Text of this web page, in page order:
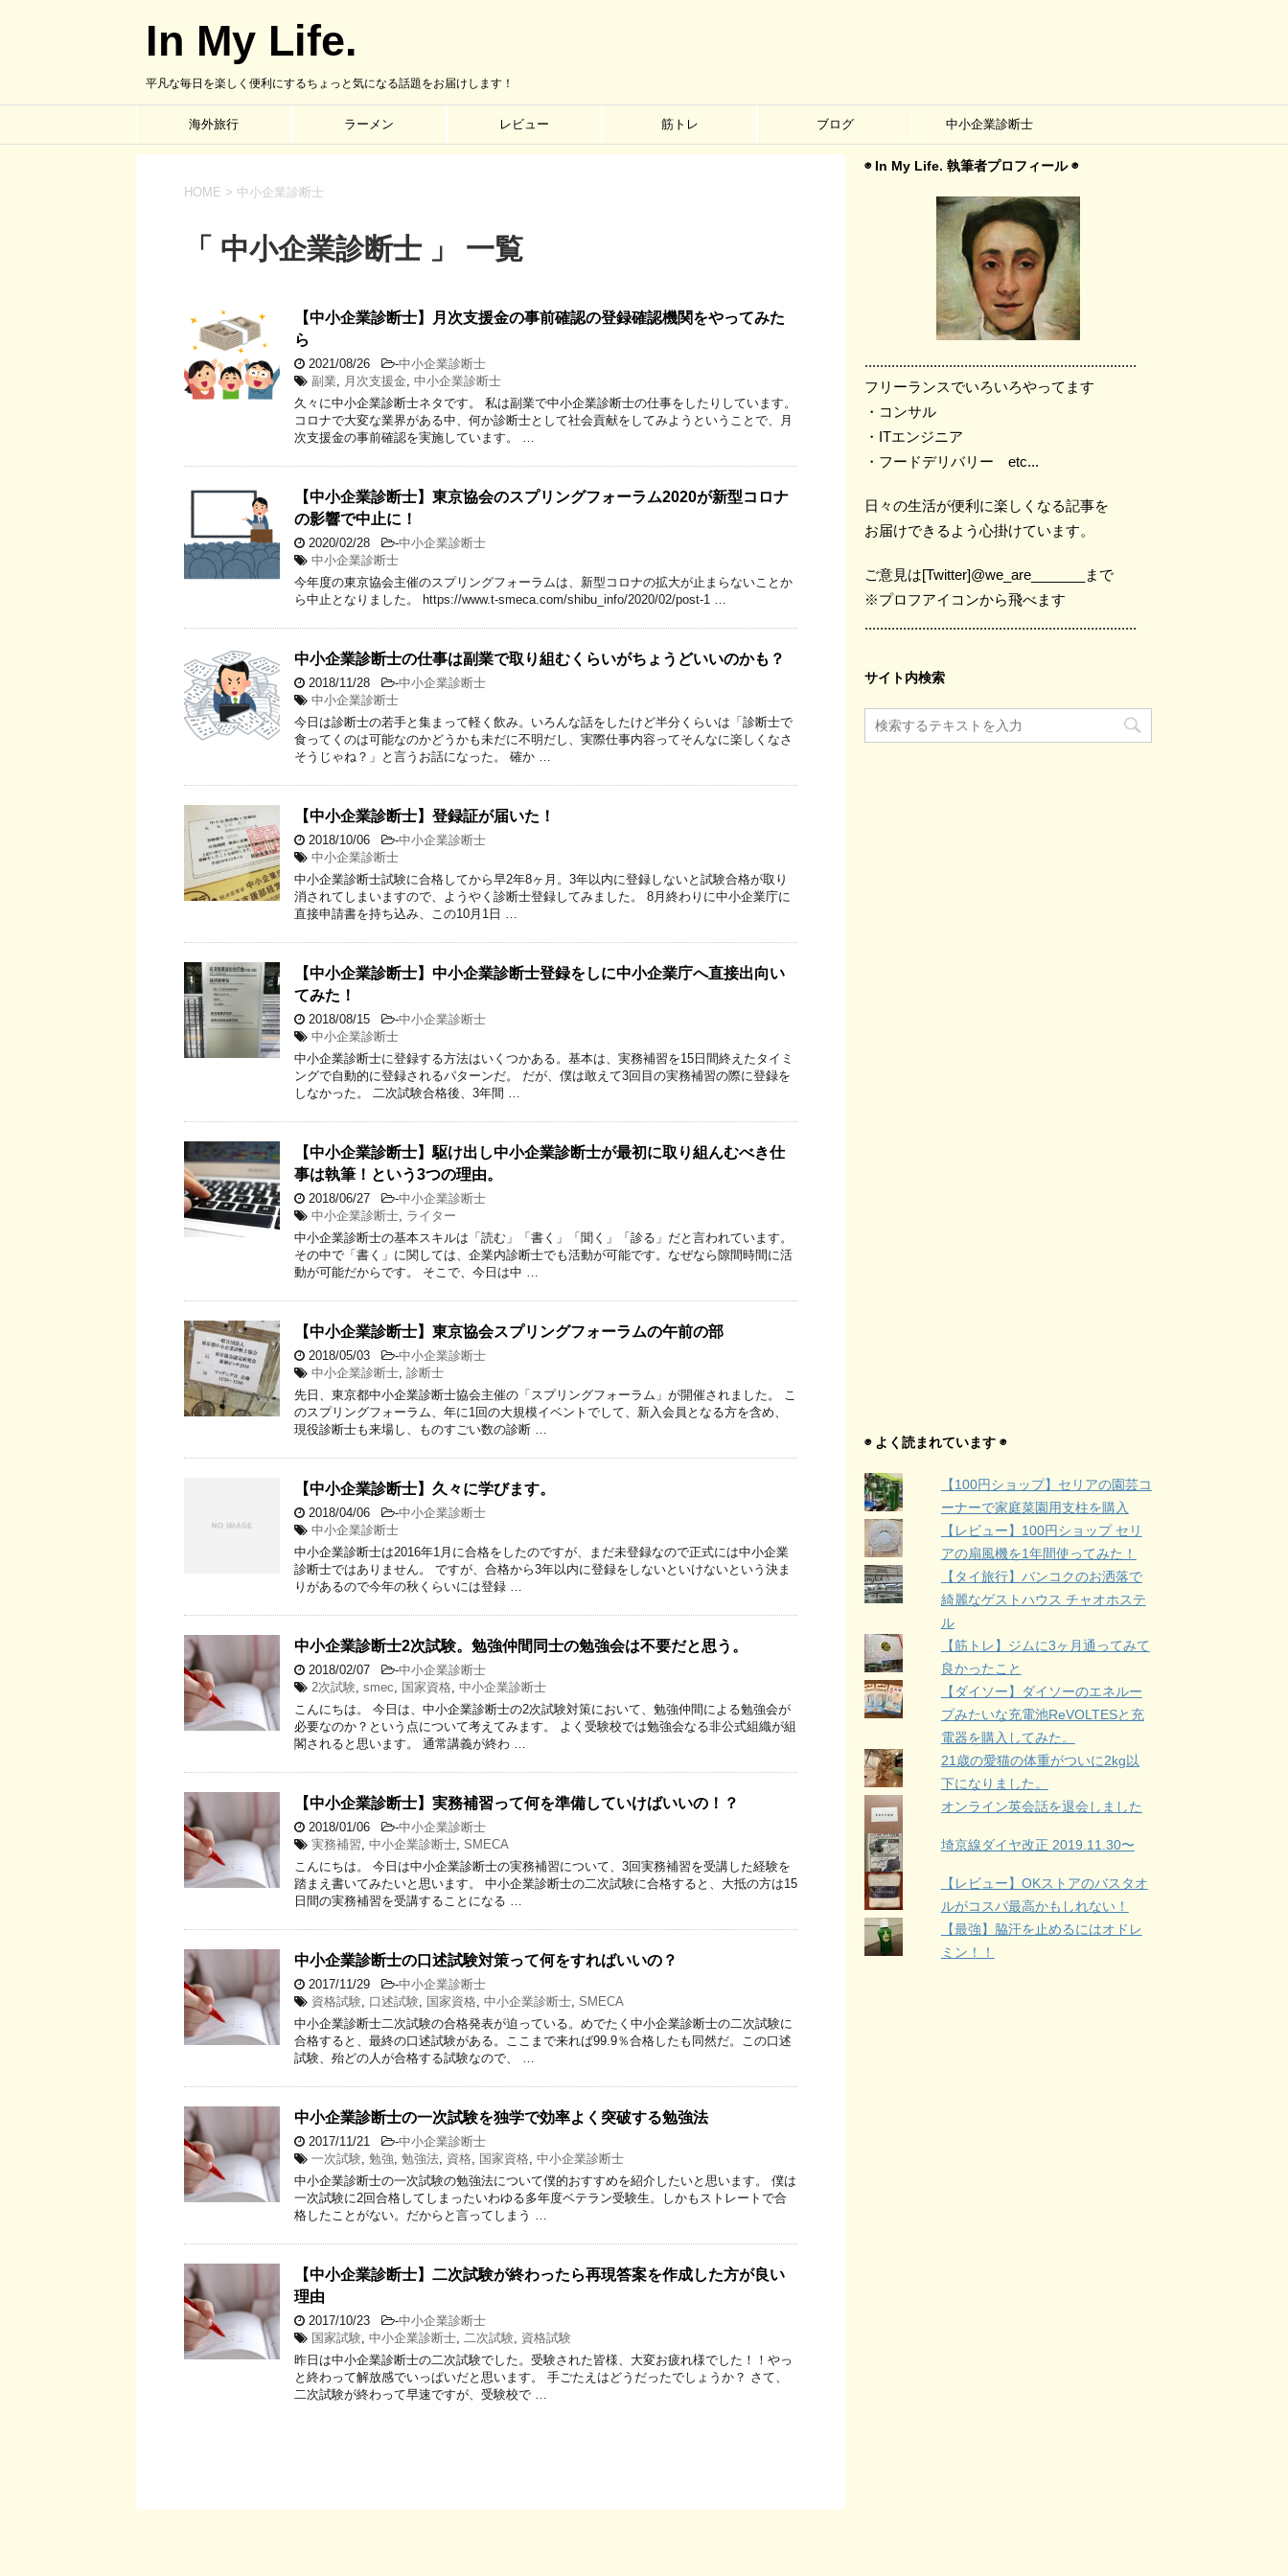
In My Life.
平凡な毎日を楽しく便利にするちょっと気になる話題をお届けします！
海外旅行 ラーメン レビュー 筋トレ ブログ 中小企業診断士
HOME > 中小企業診断士
「 中小企業診断士 」 一覧
【中小企業診断士】月次支援金の事前確認の登録確認機関をやってみた
ら
2021/08/26 -中小企業診断士
副業, 月次支援金, 中小企業診断士
久々に中小企業診断士ネタです。 私は副業で中小企業診断士の仕事をしたりしています。
コロナで大変な業界がある中、何か診断士として社会貢献をしてみようということで、月
次支援金の事前確認を実施しています。 …
【中小企業診断士】東京協会のスプリングフォーラム2020が新型コロナ
の影響で中止に！
2020/02/28 -中小企業診断士
中小企業診断士
今年度の東京協会主催のスプリングフォーラムは、新型コロナの拡大が止まらないことか
ら中止となりました。 https://www.t-smeca.com/shibu_info/2020/02/post-1 …
中小企業診断士の仕事は副業で取り組むくらいがちょうどいいのかも？
2018/11/28 -中小企業診断士
中小企業診断士
今日は診断士の若手と集まって軽く飲み。いろんな話をしたけど半分くらいは「診断士で
食ってくのは可能なのかどうかも未だに不明だし、実際仕事内容ってそんなに楽しくなさ
そうじゃね？」と言うお話になった。 確か …
【中小企業診断士】登録証が届いた！
2018/10/06 -中小企業診断士
中小企業診断士
中小企業診断士試験に合格してから早2年8ヶ月。3年以内に登録しないと試験合格が取り
消されてしまいますので、ようやく診断士登録してみました。 8月終わりに中小企業庁に
直接申請書を持ち込み、この10月1日 …
【中小企業診断士】中小企業診断士登録をしに中小企業庁へ直接出向い
てみた！
2018/08/15 -中小企業診断士
中小企業診断士
中小企業診断士に登録する方法はいくつかある。基本は、実務補習を15日間終えたタイミ
ングで自動的に登録されるパターンだ。 だが、僕は敢えて3回目の実務補習の際に登録を
しなかった。 二次試験合格後、3年間 …
【中小企業診断士】駆け出し中小企業診断士が最初に取り組んむべき仕
事は執筆！という3つの理由。
2018/06/27 -中小企業診断士
中小企業診断士, ライター
中小企業診断士の基本スキルは「読む」「書く」「聞く」「診る」だと言われています。
その中で「書く」に関しては、企業内診断士でも活動が可能です。なぜなら隙間時間に活
動が可能だからです。 そこで、今日は中 …
【中小企業診断士】東京協会スプリングフォーラムの午前の部
2018/05/03 -中小企業診断士
中小企業診断士, 診断士
先日、東京都中小企業診断士協会主催の「スプリングフォーラム」が開催されました。 こ
のスプリングフォーラム、年に1回の大規模イベントでして、新入会員となる方を含め、
現役診断士も来場し、ものすごい数の診断 …
【中小企業診断士】久々に学びます。
2018/04/06 -中小企業診断士
中小企業診断士
中小企業診断士は2016年1月に合格をしたのですが、まだ未登録なので正式には中小企業
診断士ではありません。 ですが、合格から3年以内に登録をしないといけないという決ま
りがあるので今年の秋くらいには登録 …
中小企業診断士2次試験。勉強仲間同士の勉強会は不要だと思う。
2018/02/07 -中小企業診断士
2次試験, smec, 国家資格, 中小企業診断士
こんにちは。 今日は、中小企業診断士の2次試験対策において、勉強仲間による勉強会が
必要なのか？という点について考えてみます。 よく受験校では勉強会なる非公式組織が組
閣されると思います。 通常講義が終わ …
【中小企業診断士】実務補習って何を準備していけばいいの！？
2018/01/06 -中小企業診断士
実務補習, 中小企業診断士, SMECA
こんにちは。 今日は中小企業診断士の実務補習について、3回実務補習を受講した経験を
踏まえ書いてみたいと思います。 中小企業診断士の二次試験に合格すると、大抵の方は15
日間の実務補習を受講することになる …
中小企業診断士の口述試験対策って何をすればいいの？
2017/11/29 -中小企業診断士
資格試験, 口述試験, 国家資格, 中小企業診断士, SMECA
中小企業診断士二次試験の合格発表が迫っている。めでたく中小企業診断士の二次試験に
合格すると、最終の口述試験がある。ここまで来れば99.9％合格したも同然だ。この口述
試験、殆どの人が合格する試験なので、 …
中小企業診断士の一次試験を独学で効率よく突破する勉強法
2017/11/21 -中小企業診断士
一次試験, 勉強, 勉強法, 資格, 国家資格, 中小企業診断士
中小企業診断士の一次試験の勉強法について僕的おすすめを紹介したいと思います。 僕は
一次試験に2回合格してしまったいわゆる多年度ベテラン受験生。しかもストレートで合
格したことがない。だからと言ってしまう …
【中小企業診断士】二次試験が終わったら再現答案を作成した方が良い
理由
2017/10/23 -中小企業診断士
国家試験, 中小企業診断士, 二次試験, 資格試験
昨日は中小企業診断士の二次試験でした。受験された皆様、大変お疲れ様でした！！やっ
と終わって解放感でいっぱいだと思います。 手ごたえはどうだったでしょうか？ さて、
二次試験が終わって早速ですが、受験校で …
◉ In My Life. 執筆者プロフィール ◉
.......................................................................
フリーランスでいろいろやってます
・コンサル
・ITエンジニア
・フードデリバリー etc...
日々の生活が便利に楽しくなる記事を
お届けできるよう心掛けています。
ご意見は[Twitter]@we_are_______まで
※プロフアイコンから飛べます
.......................................................................
サイト内検索
◉ よく読まれています ◉
【100円ショップ】セリアの園芸コ
ーナーで家庭菜園用支柱を購入
【レビュー】100円ショップ セリ
アの扇風機を1年間使ってみた！
【タイ旅行】バンコクのお洒落で
綺麗なゲストハウス チャオホステ
ル
【筋トレ】ジムに3ヶ月通ってみて
良かったこと
【ダイソー】ダイソーのエネルー
プみたいな充電池ReVOLTESと充
電器を購入してみた。
21歳の愛猫の体重がついに2kg以
下になりました。
オンライン英会話を退会しました
埼京線ダイヤ改正 2019.11.30〜
【レビュー】OKストアのバスタオ
ルがコスパ最高かもしれない！
【最強】脇汗を止めるにはオドレ
ミン！！